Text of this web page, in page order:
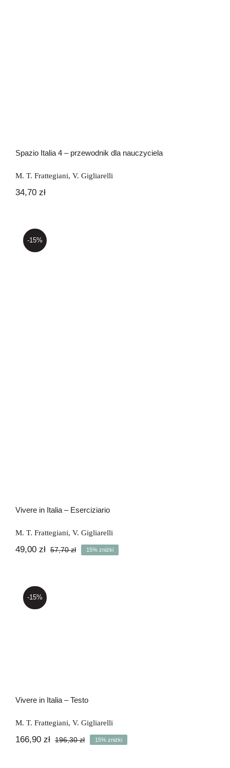
Spazio Italia 4 – przewodnik dla nauczyciela
M. T. Frattegiani, V. Gigliarelli
34,70 zł
-15%
Vivere in Italia – Eserciziario
M. T. Frattegiani, V. Gigliarelli
57,70złPierwotna
49,00 zł
Aktualna
15% zniżki
-15%
Vivere in Italia – Testo
M. T. Frattegiani, V. Gigliarelli
196,30złPierwotna
166,90 zł
Aktualna
15% zniżki